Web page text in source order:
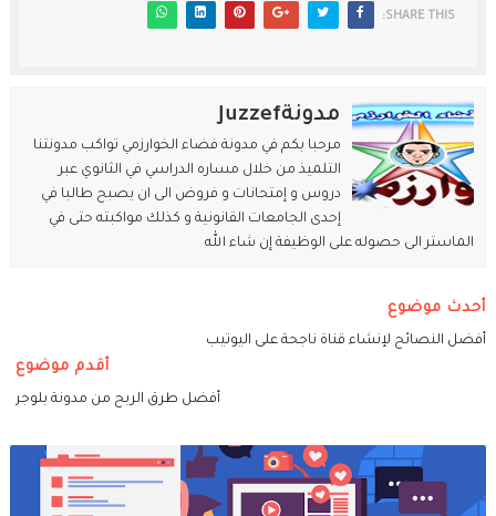
SHARE THIS:
مدونةJuzzef
مرحبا بكم في مدونة فضاء الخوارزمي تواكب مدونتنا
التلميذ من خلال مساره الدراسي في الثانوي عبر
دروس و إمتحانات و فروض الى ان يصبح طالبا في
إحدى الجامعات القانونية و كذلك مواكبته حتى في
الماستر الى حصوله على الوظيفة إن شاء الله
أحدث موضوع
أفضل النصائح لإنشاء قناة ناجحة على اليوتيب
أقدم موضوع
أفضل طرق الربح من مدونة بلوجر